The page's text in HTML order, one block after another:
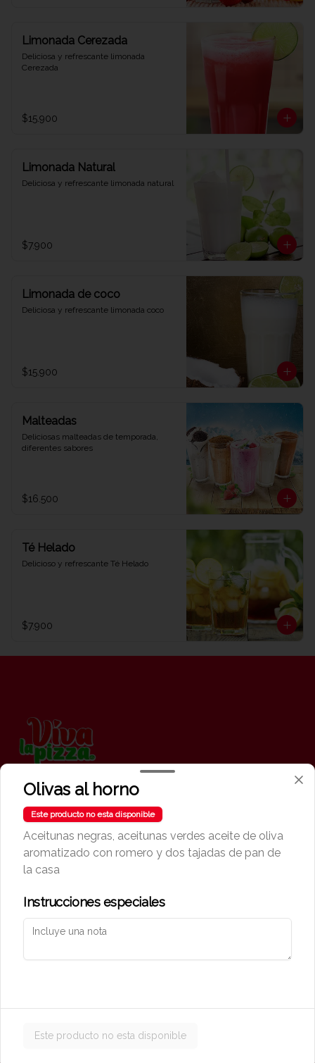
Limonada Cerezada
Deliciosa y refrescante limonada
Cerezada
$15.900
Limonada Natural
Deliciosa y refrescante limonada natural
$7.900
Limonada de coco
Deliciosa y refrescante limonada coco
$15.900
Malteadas
Deliciosas malteadas de temporada,
diferentes sabores
$16.500
Té Helado
Delicioso y refrescante Té Helado
$7.900
Conócenos
Zona de Delivery
Términos y condiciones
Redes sociales
Pedir
Iniciar sesión
Olivas al horno
Este producto no esta disponible
Aceitunas negras, aceitunas verdes aceite de oliva
aromatizado con romero y dos tajadas de pan de
la casa
Instrucciones especiales
Este producto no esta disponible